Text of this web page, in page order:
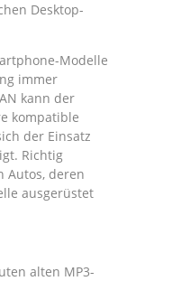
Desktop-
Modelle
immer
kann der
kompatible
der Einsatz
Richtig
Autos, deren
ausgerüstet
alten MP3-